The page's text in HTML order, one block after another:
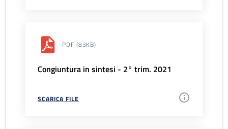
PDF (83KB)
Congiuntura in sintesi - 2° trim. 2021
SCARICA FILE